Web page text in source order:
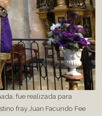
fue realizada para
fray Juan Facundo Fee